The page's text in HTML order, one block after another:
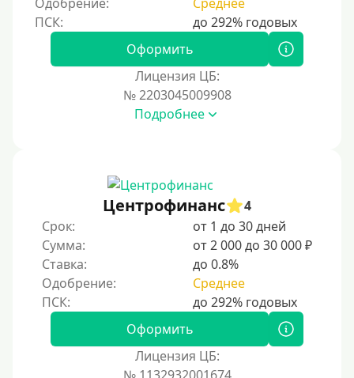
Оформить
Лицензия ЦБ:
№ 2203045009908
Подробнее
Центрофинанс
4
Срок:
от 1 до 30 дней
Сумма:
от 2 000 до 30 000 ₽
Ставка:
до 0.8%
Одобрение:
Среднее
Оформить
Лицензия ЦБ: